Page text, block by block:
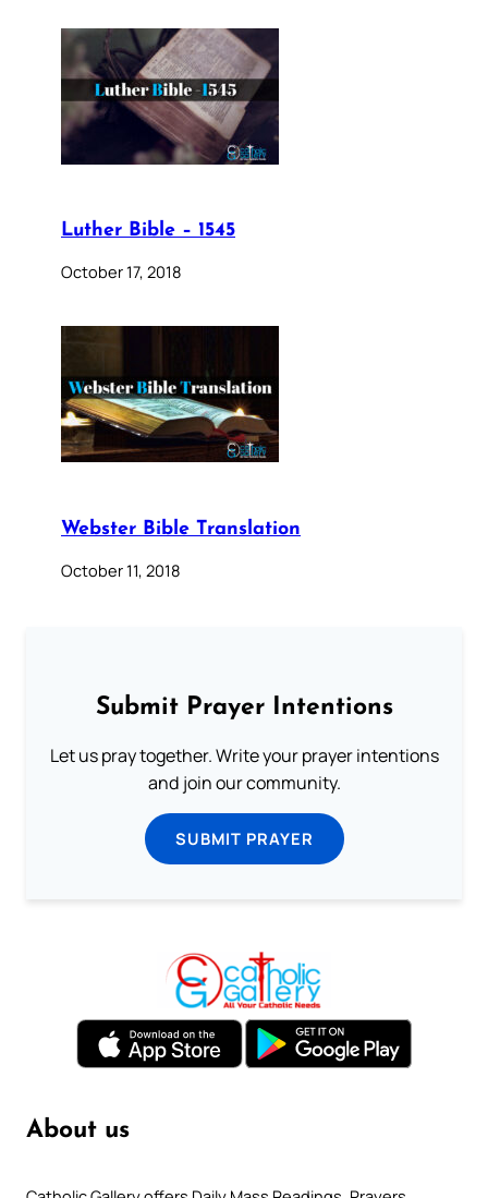
Luther Bible – 1545
October 17, 2018
Webster Bible Translation
October 11, 2018
Submit Prayer Intentions
Let us pray together. Write your prayer intentions
and join our community.
SUBMIT PRAYER
About us